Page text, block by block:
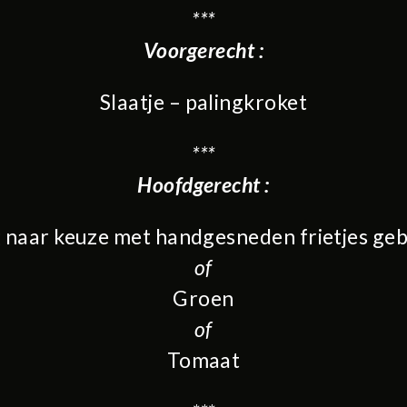
***
Voorgerecht :
Slaatje – palingkroket
***
Hoofdgerecht :
naar keuze met handgesneden frietjes
of
Groen
of
Tomaat